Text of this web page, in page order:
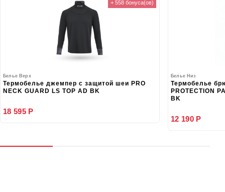
+ 558 бонуса(ов)
Белье Верх
Термобелье джемпер с защитой шеи PRO
NECK GUARD LS TOP AD BK
18 595 Р
Белье Низ
Термобелье
PROTECTION
BK
12 190 Р